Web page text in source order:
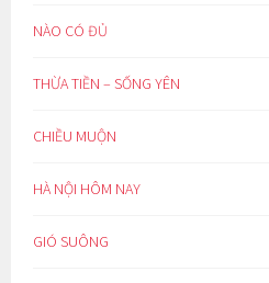
NÀO CÓ ĐỦ
THỪA TIỀN – SỐNG YÊN
CHIỀU MUỘN
HÀ NỘI HÔM NAY
GIÓ SUÔNG